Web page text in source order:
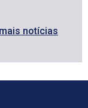
notícias